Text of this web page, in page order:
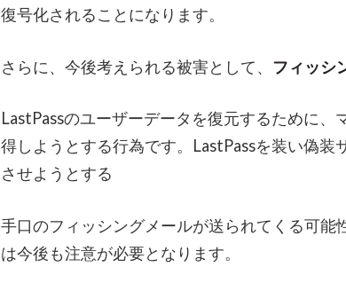
復号化されることになります。
さらに、今後考えられる被害として、 フィッシ
LastPassのユーザーデータを復元するために
得しようとする行為です。LastPassを装い偽
させようとする
手口のフィッシングメールが送られてくる可能
は今後も注意が必要となります。